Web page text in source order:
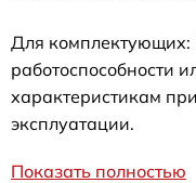
Для комплектующих:
работоспособности
характеристикам
эксплуатации.
Показать полностью